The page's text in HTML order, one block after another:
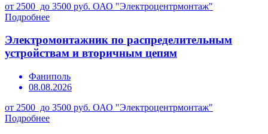
от 2500 до 3500 руб. ОАО "Электроцентрмонтаж"
Подробнее
Электромонтажник по распределительным
устройствам и вторичным цепям
Фаниполь
08.08.2026
от 2500 до 3500 руб. ОАО "Электроцентрмонтаж"
Подробнее